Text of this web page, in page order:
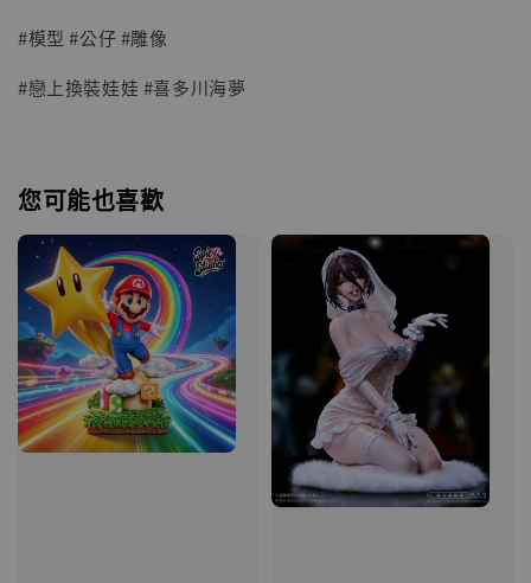
#模型 #公仔 #雕像
#戀上換裝娃娃 #喜多川海夢
您可能也喜歡